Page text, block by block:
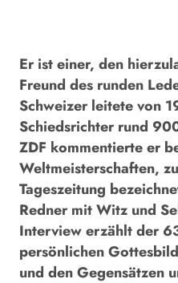
Er ist einer, den
Freund des runden
Schweizer leitete von
Schiedsrichter rund
ZDF kommentierte er
Weltmeisterschaften,
Tageszeitung
Redner mit Witz und
Interview erzählt der
persönlichen
und den Gegensätzen